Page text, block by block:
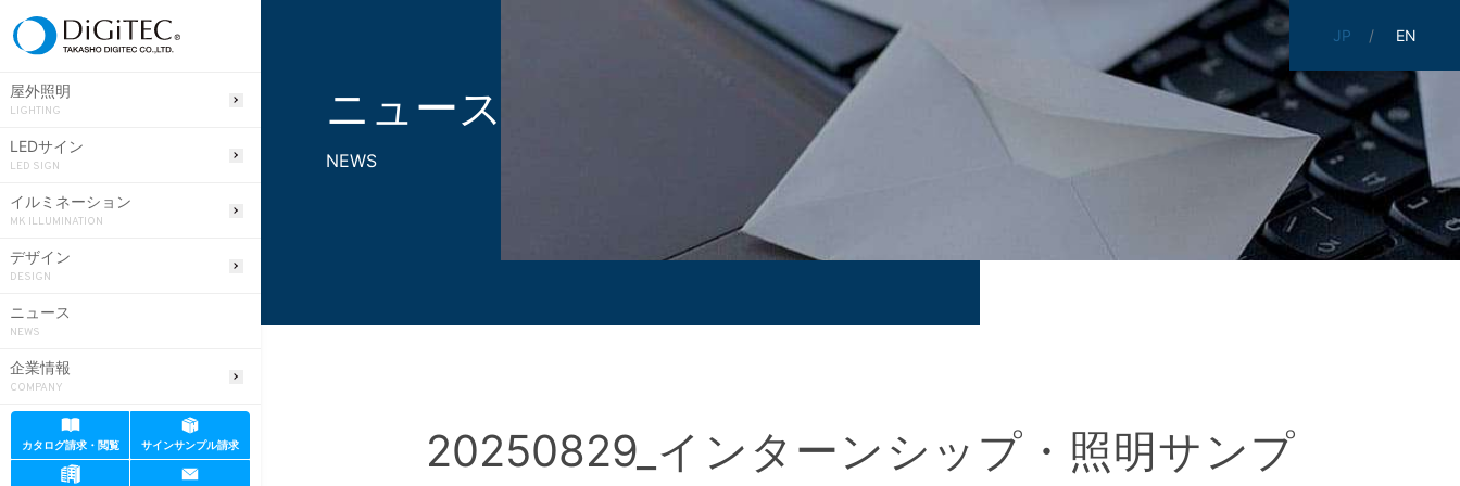
屋外照明
LIGHTING
LEDサイン
LED SIGN
イルミネーション
MK ILLUMINATION
デザイン
DESIGN
ニュース
NEWS
企業情報
COMPANY
カタログ請求・閲覧 サインサンプル請求
JP EN
ニュース
NEWS
20250829_インターンシップ・照明サンプ